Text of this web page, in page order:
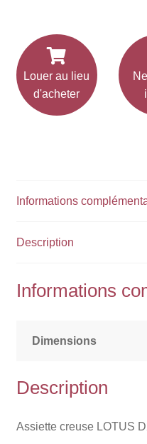
Louer au lieu
d'acheter
Informations
Description
Informations
Dimensions
Description
Assiette creuse LOTUS